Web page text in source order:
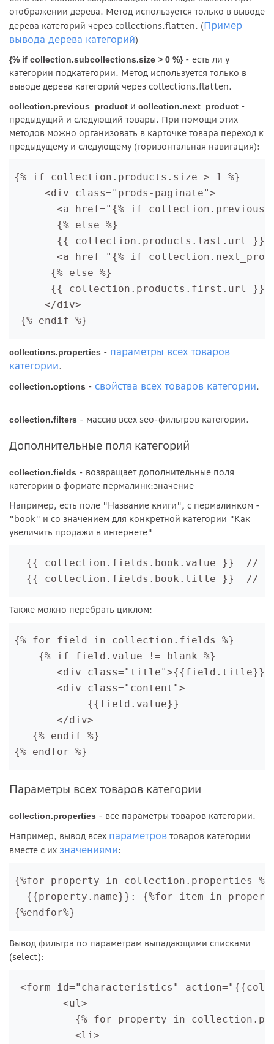
отображении дерева. Метод используется только в выводе
дерева категорий через collections.flatten. (Пример
вывода дерева категорий)
{% if collection.subcollections.size > 0 %}- есть ли у
категории подкатегории. Метод используется только в
выводе дерева категорий через collections.flatten.
collection.previous_product и collection.next_product -
предыдущий и следующий товары. При помощи этих
методов можно организовать в карточке товара переход к
предыдущему и следующему (горизонтальная навигация):
{% if collection.products.size > 1 %}
<div class="prods-paginate">
<a href="{% if
       {% else %}
{{ collection.products.last.url
<a href="{% if
      {% else %}
{{ collection.products.first.url
</div>
{% endif %}
collections.properties - параметры всех товаров
категории.
collection.options - свойства всех товаров категории.
collection.filters - массив всех seo-фильтров категории.
Дополнительные поля категорий
collection.fields - возвращает дополнительные поля
категории в формате пермалинк:значение
Например, есть поле "Название книги", с пермалинком -
"book" и со значением для конкретной категории "Как
увеличить продажи в интернете"
{{ collection.fields.book.value }}  //
Также можно перебрать циклом:
{% for field in collection.fields %}
    {% if field.value != blank %}
<div
       <div class="content">
            {{field.value}}
       </div>
   {% endif %}
{% endfor %}
Параметры всех товаров категории
collection.properties - все параметры товаров категории.
Например, вывод всех параметров товаров категории
вместе с их значениями:
{%for property in collection.properties %}
{{property.name}}: {%for item in
{%endfor%}
Вывод фильтра по параметрам выпадающими списками
(select):
<form id="characteristics"
<ul>
{% for property in
<li>